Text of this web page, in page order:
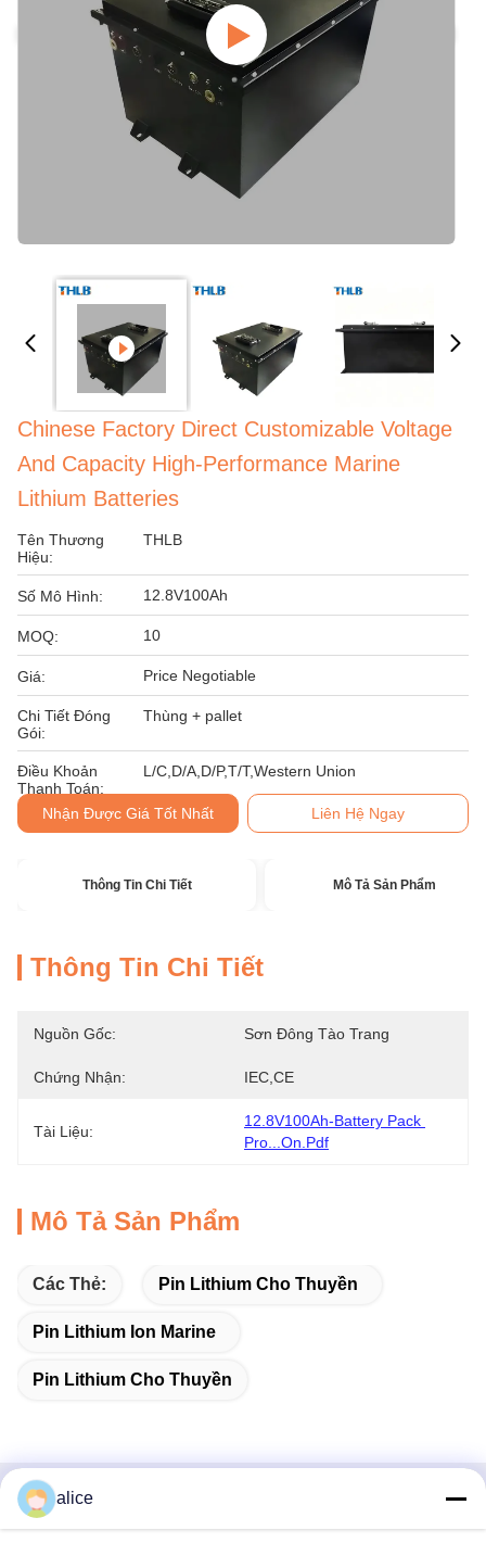
Chinese Factory Direct Customizable Voltage
And Capacity High-Performance Marine
Lithium Batteries
Tên Thương
Hiệu:
THLB
Số Mô Hình: 12.8V100Ah
MOQ: 10
Giá: Price Negotiable
Chi Tiết Đóng
Gói:
Thùng + pallet
Điều Khoản
Thanh Toán:
L/C,D/A,D/P,T/T,Western Union
Nhận Được Giá Tốt Nhất Liên Hệ Ngay
Thông Tin Chi Tiết Mô Tả Sản Phẩm
Thông Tin Chi Tiết
Nguồn Gốc: Sơn Đông Tào Trang
Chứng Nhận: IEC,CE
Tài Liệu:
12.8V100Ah-Battery Pack
Pro...on.pdf
Mô Tả Sản Phẩm
Các Thẻ: Pin Lithium Cho Thuyền
Pin Lithium Ion Marine
Pin Lithium Cho Thuyền
Liên hệ nhanh
alice